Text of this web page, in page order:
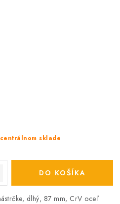
sklade
DO KOŠÍKA
dlhý, 87 mm, CrV oceľ